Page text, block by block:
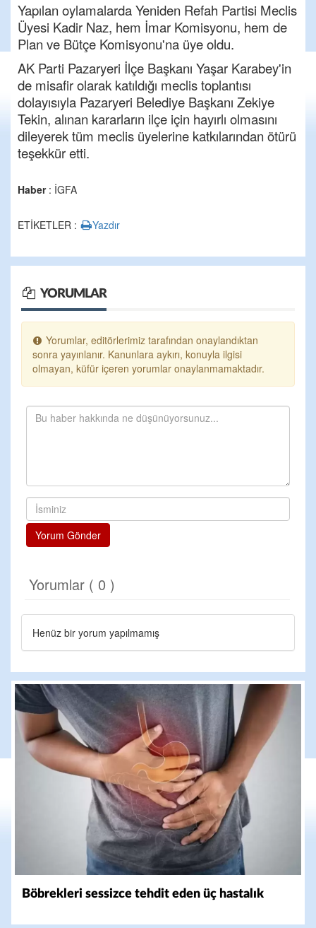
Yapılan oylamalarda Yeniden Refah Partisi Meclis
Üyesi Kadir Naz, hem İmar Komisyonu, hem de
Plan ve Bütçe Komisyonu'na üye oldu.
AK Parti Pazaryeri İlçe Başkanı Yaşar Karabey'in
de misafir olarak katıldığı meclis toplantısı
dolayısıyla Pazaryeri Belediye Başkanı Zekiye
Tekin, alınan kararların ilçe için hayırlı olmasını
dileyerek tüm meclis üyelerine katkılarından ötürü
teşekkür etti.
Haber: İGFA
ETİKETLER : Yazdır
YORUMLAR
Yorumlar, editörlerimiz tarafından onaylandıktan
sonra yayınlanır. Kanunlara aykırı, konuyla ilgisi
olmayan, küfür içeren yorumlar onaylanmamaktadır.
Yorum Gönder
Yorumlar ( 0 )
Henüz bir yorum yapılmamış
Böbrekleri sessizce tehdit eden üç hastalık